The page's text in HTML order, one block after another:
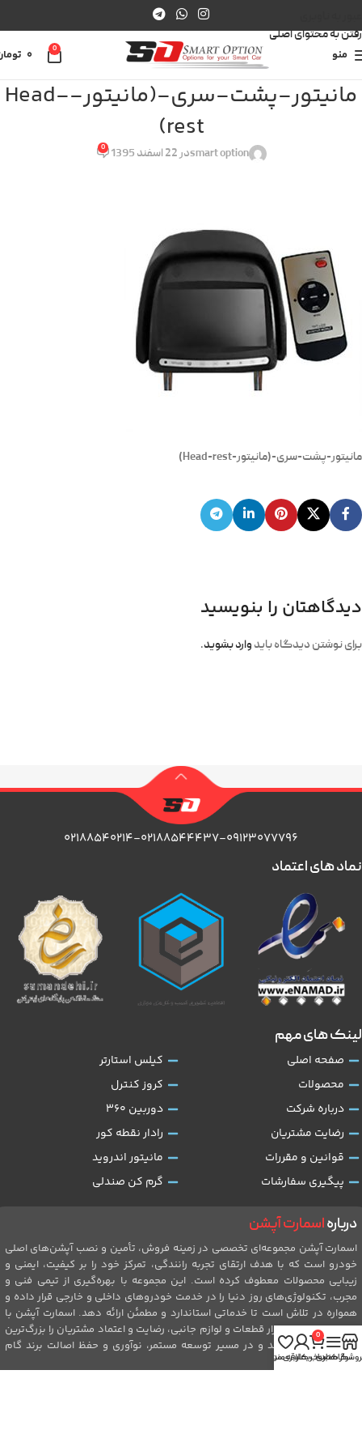
رفتن به محتوای اصلی
منو
0
مانیتور-پشت-سری-(مانیتور-Head-
rest)
smart optionدر 22 اسفند 1395 0
مانیتور-پشت-سری-(مانیتور-Head-rest)
دیدگاهتان را بنویسید
برای نوشتن دیدگاه باید وارد بشوید.
۰۲۱۸۸۵۴۰۲۱۴-۰۲۱۸۸۵۴۴۴۳۷-۰۹۱۲۳۰۷۷۷۹۶
دربارهاسمارت آپشن
اسمارت آپشن مجموعه‌ای تخصصی در زمینه فروش، تأمین و نصب آپشن‌های اصلی
خودرو است که با هدف ارتقای تجربه رانندگی، تمرکز خود را بر کیفیت، ایمنی و
زیبایی محصولات معطوف کرده است. این مجموعه با بهره‌گیری از تیمی فنی و
مجرب، تکنولوژی‌های روز دنیا را در خدمت خودروهای داخلی و خارجی قرار داده و
همواره در تلاش است تا خدماتی استاندارد و مطمئن ارائه دهد. اسمارت آپشن با
سال‌ها تجربه در بازار قطعات و لوازم جانبی، رضایت و اعتماد مشتریان را بزرگ‌ترین
سرمایه خود می‌داند و در مسیر توسعه مستمر، نوآوری و حفظ اصالت برند گام
برمی‌دارد.
لینک های مهم
صفحه اصلی
محصولات
درباره شرکت
رضایت مشتریان
قوانین و مقررات
پیگیری سفارشات
کیلس استارتر
کروز کنترل
دوربین 360
رادار نقطه کور
مانیتور اندروید
گرم کن صندلی
نماد های اعتماد
نوار کناری
0
سبد خرید
حساب کاربری من
علاقه مندی